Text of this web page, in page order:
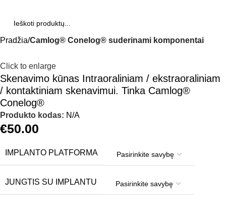
Pradžia Camlog® Conelog® suderinami komponentai
Click to enlarge
Skenavimo kūnas Intraoraliniam / ekstraoraliniam
/ kontaktiniam skenavimui. Tinka Camlog®
Conelog®
Produkto kodas: N/A
€50.00
IMPLANTO PLATFORMA
JUNGTIS SU IMPLANTU